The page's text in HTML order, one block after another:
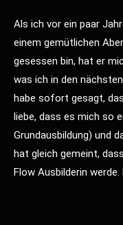
Als ich vor ein paar
einem gemütlichen
gesessen bin, hat er
was ich in den
habe sofort gesagt,
liebe, dass es mich so
Grundausbildung) und
hat gleich gemeint,
Flow Ausbilderin